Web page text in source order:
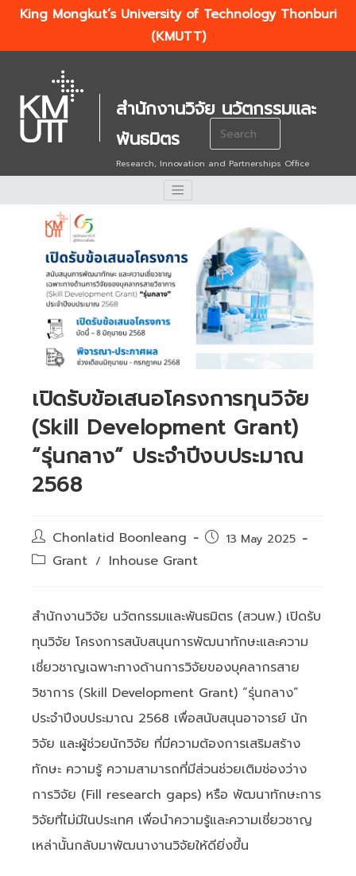
King Mongkut’s University of Technology Thonburi
(KMUTT)
สำนักงานวิจัย นวัตกรรมและ
พันธมิตร
Research, Innovation and Partnerships Office
Search
for:
เปิดรับข้อเสนอโครงการทุนวิจัย
(Skill Development Grant)
“รุ่นกลาง” ประจำปีงบประมาณ
2568
Post
author:
Chonlatid Boonleang
Post13 May 2025
PostGrant / Inhouse Grant
สำนักงานวิจัย นวัตกรรมและพันธมิตร (สวนพ.) เปิดรับ
ทุนวิจัย โครงการสนับสนุนการพัฒนาทักษะและความ
เชี่ยวชาญเฉพาะทางด้านการวิจัยของบุคลากรสาย
วิชาการ (Skill Development Grant) “รุ่นกลาง”
ประจำปีงบประมาณ 2568 เพื่อสนับสนุนอาจารย์ นัก
วิจัย และผู้ช่วยนักวิจัย ที่มีความต้องการเสริมสร้าง
ทักษะ ความรู้ ความสามารถที่มีส่วนช่วยเติมช่องว่าง
การวิจัย (Fill research gaps) หรือ พัฒนาทักษะการ
วิจัยที่ไม่มีในประเทศ เพื่อนำความรู้และความเชี่ยวชาญ
เหล่านั้นกลับมาพัฒนางานวิจัยให้ดียิ่งขึ้น